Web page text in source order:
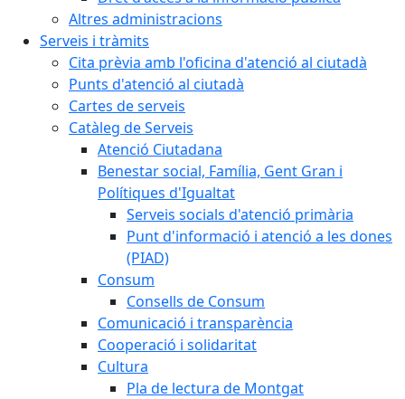
Altres administracions
Serveis i tràmits
Cita prèvia amb l'oficina d'atenció al ciutadà
Punts d'atenció al ciutadà
Cartes de serveis
Catàleg de Serveis
Atenció Ciutadana
Benestar social, Família, Gent Gran i
Polítiques d'Igualtat
Serveis socials d'atenció primària
Punt d'informació i atenció a les dones
(PIAD)
Consum
Consells de Consum
Comunicació i transparència
Cooperació i solidaritat
Cultura
Pla de lectura de Montgat